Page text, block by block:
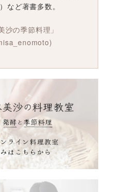
など著書多数。
の季節料理」